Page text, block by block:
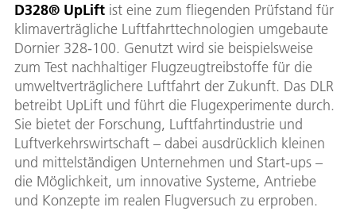
D328® UpLift ist eine zum fliegenden Prüfstand für
klimaverträgliche Luftfahrttechnologien umgebaute
Dornier 328-100. Genutzt wird sie beispielsweise
zum Test nachhaltiger Flugzeugtreibstoffe für die
umweltverträglichere Luftfahrt der Zukunft. Das DLR
betreibt UpLift und führt die Flugexperimente durch.
Sie bietet der Forschung, Luftfahrtindustrie und
Luftverkehrswirtschaft – dabei ausdrücklich kleinen
und mittelständigen Unternehmen und Start-ups –
die Möglichkeit, um innovative Systeme, Antriebe
und Konzepte im realen Flugversuch zu erproben.